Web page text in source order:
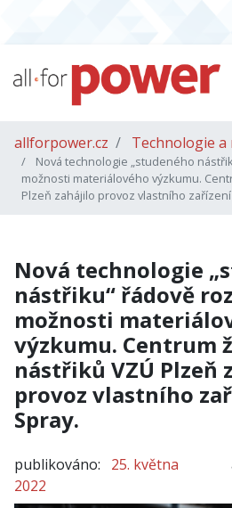
allforpower.cz Technologie a
Nová technologie „studeného
možnosti materiálového výzkumu.
Plzeň zahájilo provoz vlastního zařízení
Nová technologie
nástřiku“ řádově
možnosti
výzkumu. Centrum
nástřiků VZÚ Plzeň
provoz vlastního
Spray.
publikováno:
25. května
2022